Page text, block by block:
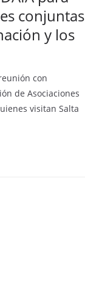
conjuntas
y los
con
de Asociaciones
visitan Salta